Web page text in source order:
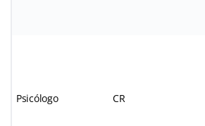
Psicólogo CR